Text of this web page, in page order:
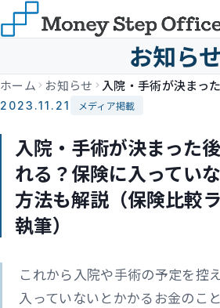
お知らせ
ホーム お知らせ
2023.11.21 メディア掲載
入院・手術が決まった
れる？保険に入ってい
方法も解説（保険比較
執筆）
これから入院や手術の予定を控
入っていないとかかるお金のこ